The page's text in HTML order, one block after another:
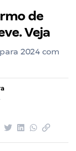
de
Veja
2024 com